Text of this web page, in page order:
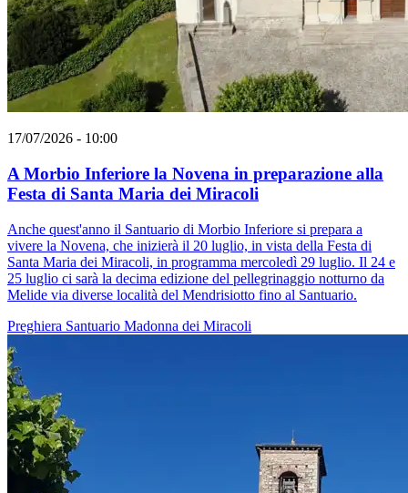
17/07/2026 - 10:00
A Morbio Inferiore la Novena in preparazione alla
Festa di Santa Maria dei Miracoli
Anche quest'anno il Santuario di Morbio Inferiore si prepara a
vivere la Novena, che inizierà il 20 luglio, in vista della Festa di
Santa Maria dei Miracoli, in programma mercoledì 29 luglio. Il 24 e
25 luglio ci sarà la decima edizione del pellegrinaggio notturno da
Melide via diverse località del Mendrisiotto fino al Santuario.
Preghiera Santuario Madonna dei Miracoli